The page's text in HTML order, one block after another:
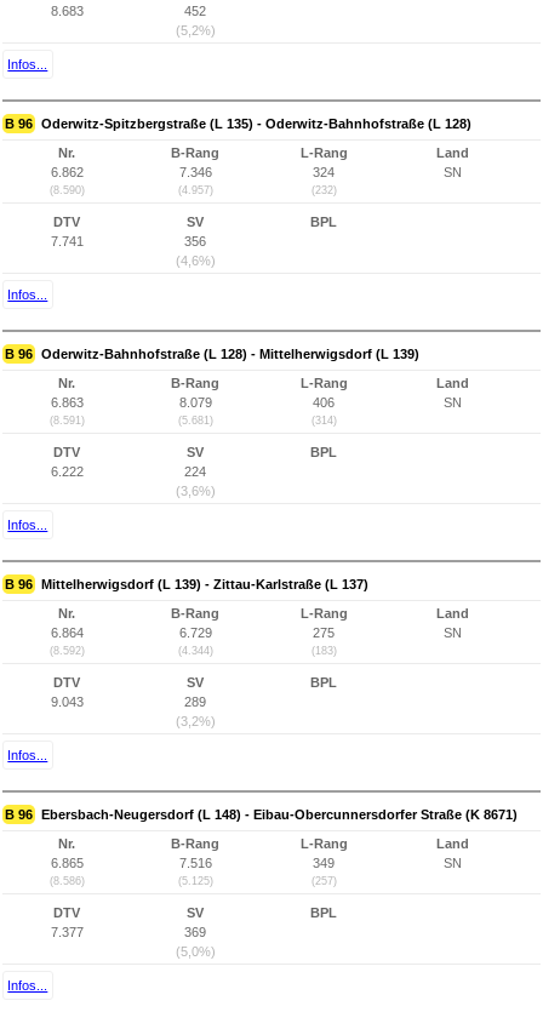
8.683
452
(5,2%)
Infos...
B 96 Oderwitz-Spitzbergstraße (L 135) - Oderwitz-Bahnhofstraße (L 128)
Nr.
6.862
(8.590)
B-Rang
7.346
(4.957)
L-Rang
324
(232)
Land
SN
DTV
7.741
SV
356
(4,6%)
BPL
Infos...
B 96 Oderwitz-Bahnhofstraße (L 128) - Mittelherwigsdorf (L 139)
Nr.
6.863
(8.591)
B-Rang
8.079
(5.681)
L-Rang
406
(314)
Land
SN
DTV
6.222
SV
224
(3,6%)
BPL
Infos...
B 96 Mittelherwigsdorf (L 139) - Zittau-Karlstraße (L 137)
Nr.
6.864
(8.592)
B-Rang
6.729
(4.344)
L-Rang
275
(183)
Land
SN
DTV
9.043
SV
289
(3,2%)
BPL
Infos...
B 96 Ebersbach-Neugersdorf (L 148) - Eibau-Obercunnersdorfer Straße (K 8671)
Nr.
6.865
(8.586)
B-Rang
7.516
(5.125)
L-Rang
349
(257)
Land
SN
DTV
7.377
SV
369
(5,0%)
BPL
Infos...